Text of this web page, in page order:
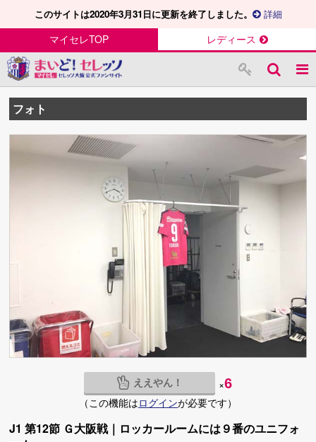
このサイトは2020年3月31日に更新を終了しました。 詳細
マイセレTOP レディース
フォト
ええやん！ ×6
（この機能はログインが必要です）
J1 第12節 Ｇ大阪戦｜ロッカールームには９番のユニフォ